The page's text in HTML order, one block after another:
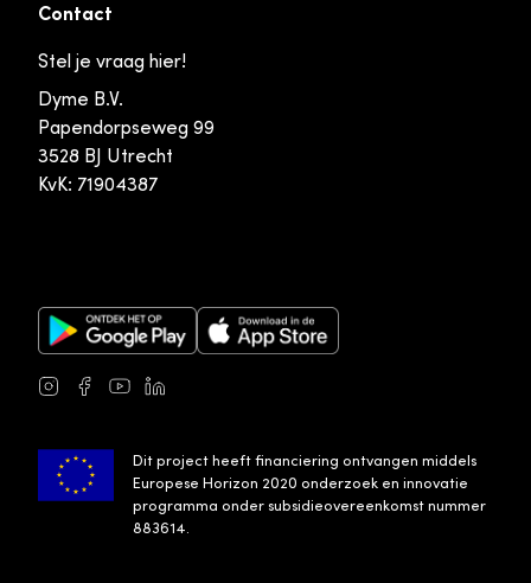
Contact
Stel je vraag hier!
Dyme B.V.
Papendorpseweg 99
3528 BJ Utrecht
KvK: 71904387
Google Play Store Apple App Store
Instagram
Facebook
YoutubeLinkedIn
Dit project heeft financiering ontvangen middels
Europese Horizon 2020 onderzoek en innovatie
programma onder subsidieovereenkomst nummer
883614.